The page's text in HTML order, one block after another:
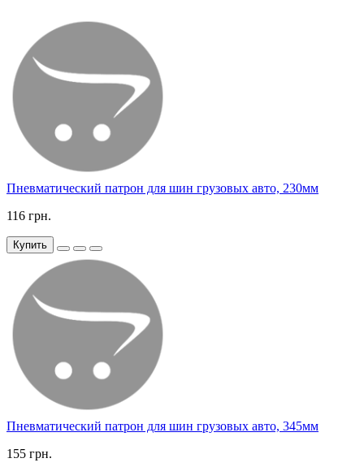
Пневматический патрон для шин грузовых авто, 230мм
116 грн.
Купить
Пневматический патрон для шин грузовых авто, 345мм
155 грн.